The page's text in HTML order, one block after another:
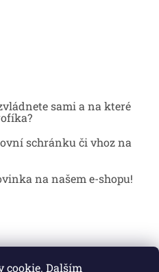
cookie. Dalším
sami a na které
schránku či vhoz na
na našem e-shopu!
Interiéry Dveře